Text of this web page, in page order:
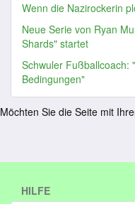
Wenn die Nazirockerin
Neue Serie von Ryan
Shards" startet
Schwuler Fußballcoach:
Bedingungen"
Möchten Sie die Seite mit
HILFE